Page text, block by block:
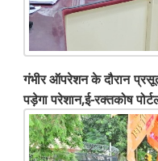
गंभीर ऑपरेशन के दौरान
पड़ेगा परेशान,ई-रक्तकोष